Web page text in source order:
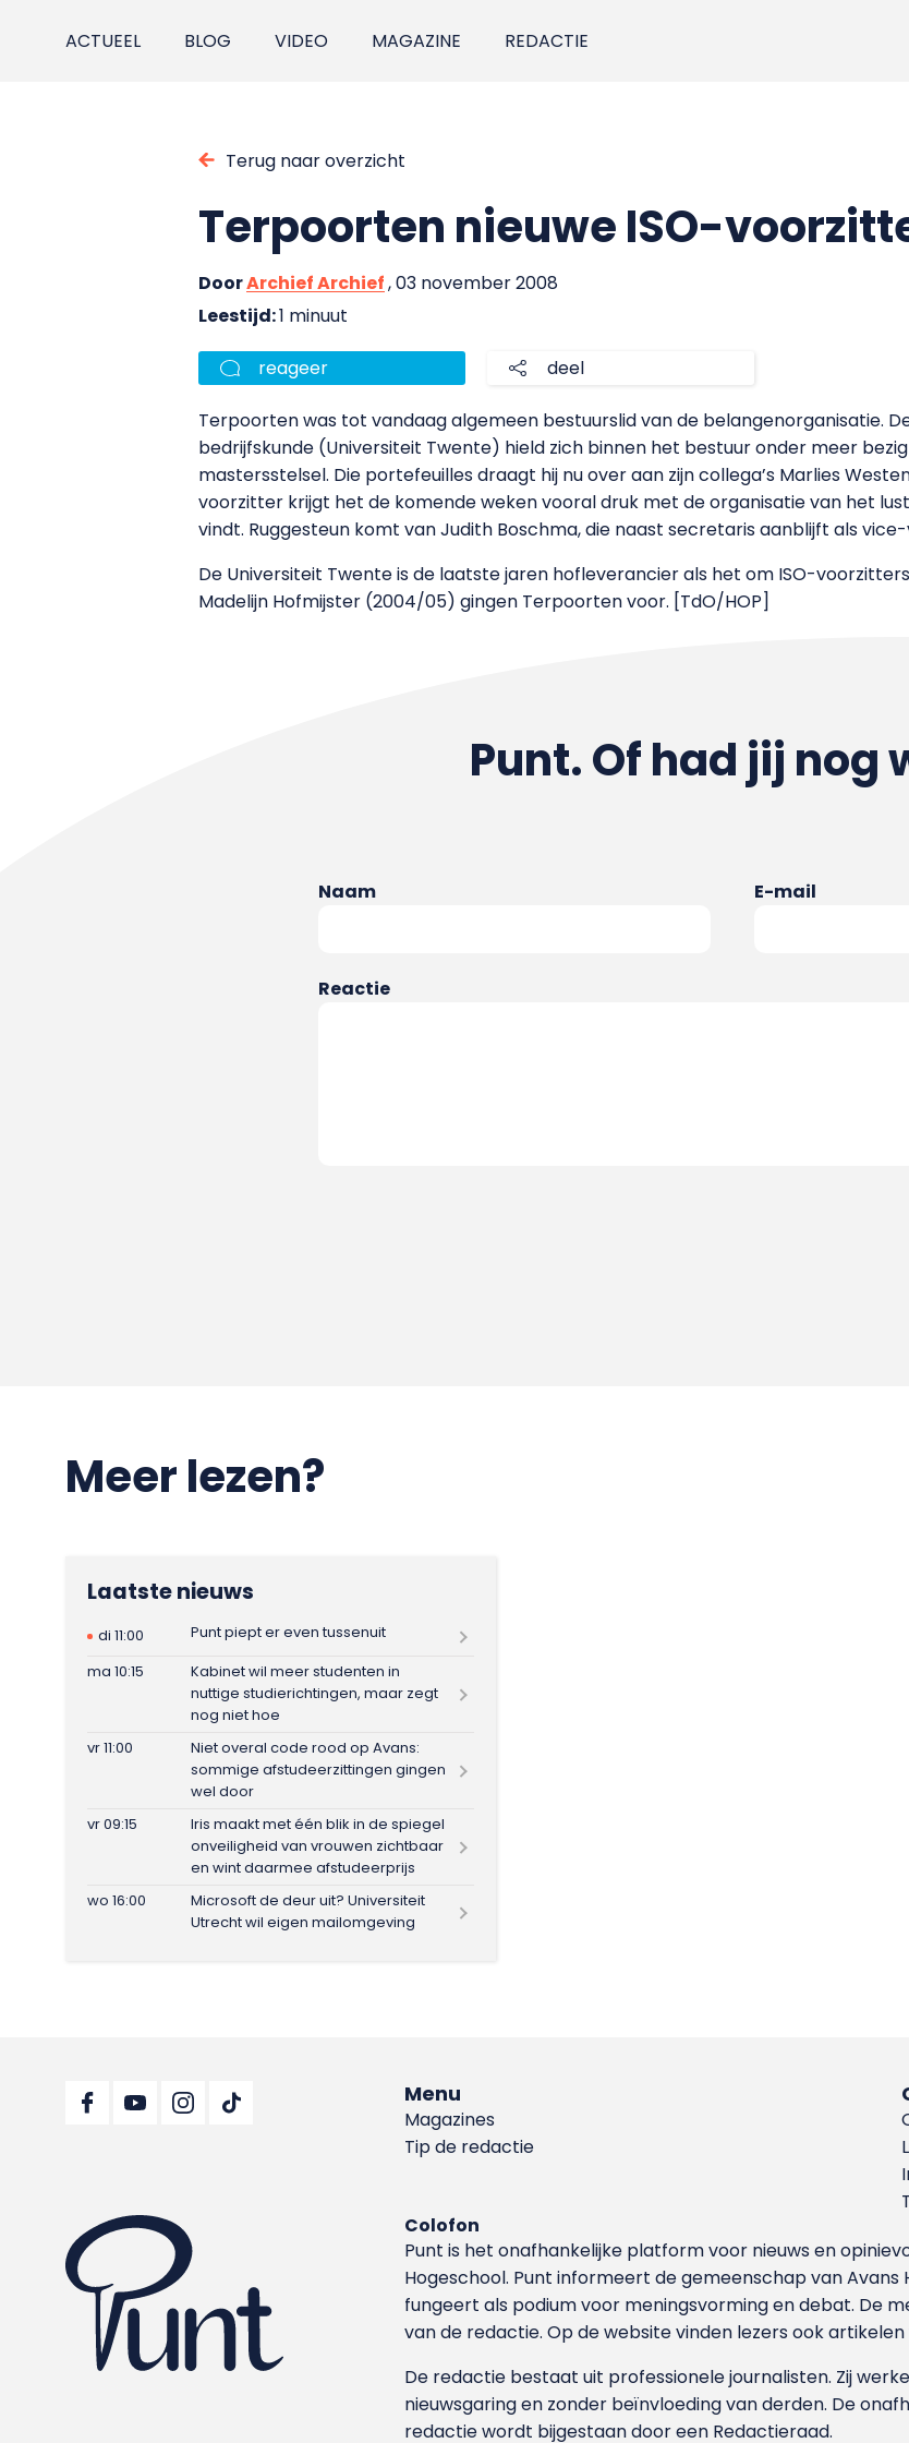
ACTUEEL BLOG VIDEO MAGAZINE REDACTIE
Terug naar overzicht
Terpoorten nieuwe ISO-
DoorArchief Archief, 03 november 2008
Leestijd:1 minuut
reageer deel
Terpoorten was tot vandaag algemeen bestuurslid van de belangenorganisatie.
bedrijfskunde (Universiteit Twente) hield zich binnen het bestuur onder meer
mastersstelsel. Die portefeuilles draagt hij nu over aan zijn collega’s Marlies
voorzitter krijgt het de komende weken vooral druk met de organisatie van het
vindt. Ruggesteun komt van Judith Boschma, die naast secretaris aanblijft als
De Universiteit Twente is de laatste jaren hofleverancier als het om ISO-
Madelijn Hofmijster (2004/05) gingen Terpoorten voor. [TdO/HOP]
Punt. Of had jij nog
Naam E-mail
Reactie
Meer lezen?
Laatste nieuws
di 11:00
Punt piept er even tussenuit
ma 10:15
Kabinet wil meer studenten in
nuttige studierichtingen, maar zegt
nog niet hoe
vr 11:00
Niet overal code rood op Avans:
sommige afstudeerzittingen gingen
wel door
vr 09:15
Iris maakt met één blik in de spiegel
onveiligheid van vrouwen zichtbaar
en wint daarmee afstudeerprijs
wo 16:00
Microsoft de deur uit? Universiteit
Utrecht wil eigen mailomgeving
Menu
Magazines
Tip de redactie
Colofon
Punt is het onafhankelijke platform voor nieuws en
Hoge­school. Punt informeert de gemeenschap van
fungeert als podium voor meningsvorming en debat. De
van de redactie. Op de website vinden lezers ook
De redactie bestaat uit professionele journalisten. Zij
nieuwsgaring en zonder beïnvloeding van derden. De
redactie wordt bijgestaan door een Redactieraad.